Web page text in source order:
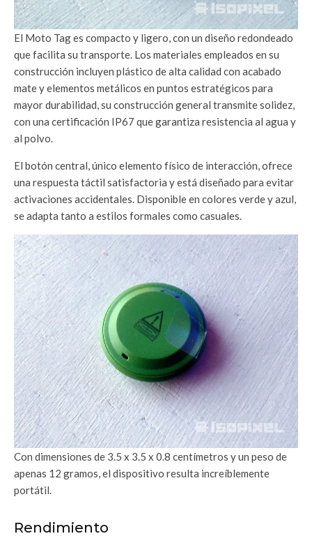
El Moto Tag es compacto y ligero, con un diseño redondeado
que facilita su transporte. Los materiales empleados en su
construcción incluyen plástico de alta calidad con acabado
mate y elementos metálicos en puntos estratégicos para
mayor durabilidad, su construcción general transmite solidez,
con una certificación IP67 que garantiza resistencia al agua y
al polvo.
El botón central, único elemento físico de interacción, ofrece
una respuesta táctil satisfactoria y está diseñado para evitar
activaciones accidentales. Disponible en colores verde y azul,
se adapta tanto a estilos formales como casuales.
Con dimensiones de 3.5 x 3.5 x 0.8 centímetros y un peso de
apenas 12 gramos, el dispositivo resulta increíblemente
portátil.
Rendimiento